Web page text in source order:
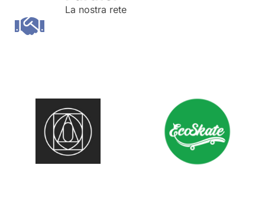
La nostra rete